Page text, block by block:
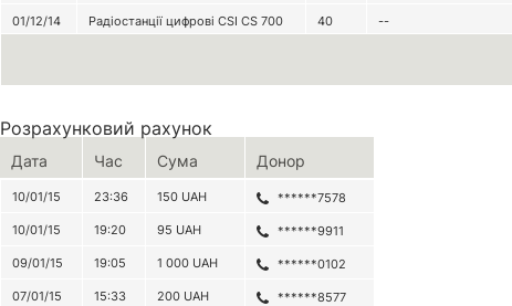
01/12/14
Радіостанції цифрові CSI CS 700 40 --
Розрахунковий рахунок
Дата Час Сума Донор
10/01/15 23:36 150 UAH ******7578
10/01/15 19:20 95 UAH ******9911
09/01/15 19:05 1 000 UAH ******0102
07/01/15 15:33 200 UAH ******8577